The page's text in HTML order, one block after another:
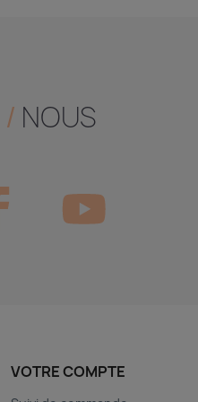
/ NOUS
VOTRE COMPTE